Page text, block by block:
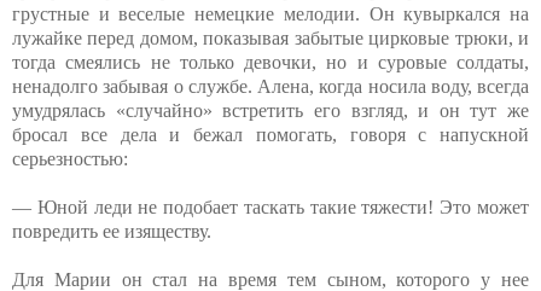
грустные и веселые немецкие мелодии. Он кувыркался на
лужайке перед домом, показывая забытые цирковые трюки, и
тогда смеялись не только девочки, но и суровые солдаты,
ненадолго забывая о службе. Алена, когда носила воду, всегда
умудрялась «случайно» встретить его взгляд, и он тут же
бросал все дела и бежал помогать, говоря с напускной
серьезностью:
— Юной леди не подобает таскать такие тяжести! Это может
повредить ее изяществу.
Для Марии он стал на время тем сыном, которого у нее